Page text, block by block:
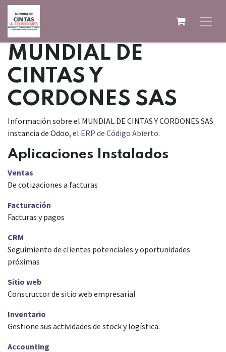
Ir al contenido
MUNDIAL DE
CINTAS Y
CORDONES SAS
Información sobre el MUNDIAL DE CINTAS Y CORDONES SAS
instancia de Odoo, el ERP de Código Abierto.
Aplicaciones Instalados
Ventas
De cotizaciones a facturas
Facturación
Facturas y pagos
CRM
Seguimiento de clientes potenciales y oportunidades
próximas
Sitio web
Constructor de sitio web empresarial
Inventario
Gestione sus actividades de stock y logística.
Accounting